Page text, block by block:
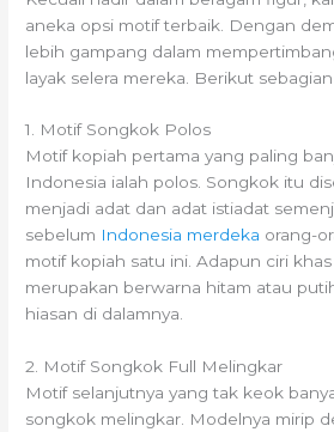
aneka opsi motif terbaik. Dengan
lebih gampang dalam
layak selera mereka. Berikut
1. Motif Songkok Polos
Motif kopiah pertama yang paling
Indonesia ialah polos. Songkok itu
menjadi adat dan adat istiadat
sebelum Indonesia merdeka orang-
motif kopiah satu ini. Adapun ciri
merupakan berwarna hitam atau
hiasan di dalamnya.
2. Motif Songkok Full Melingkar
Motif selanjutnya yang tak keok
songkok melingkar. Modelnya mirip